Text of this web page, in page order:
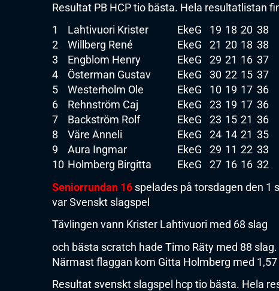
Resultat PB HCP tio bästa. Hela resultatlistan
1
Lahtivuori Krister EkeG 19 18 20 38
2
Willberg René EkeG 21 20 18 38
3
Engblom Henry EkeG 29 21 16 37
4
Österman Gustav EkeG 30 22 15 37
5
Westerholm Ole EkeG 10 19 17 36
6
Rehnström Caj EkeG 23 19 17 36
7
Backström Rolf EkeG 23 15 21 36
8
Väre Anneli EkeG 24 14 21 35
9
Aura Ingmar EkeG 29 11 22 33
10 Holmberg Birgitta EkeG 27 16 16 32
Seniorrundan 16 spelades på torsdagen den 1
var Svenskt slagspel
Tävlingen vann Krister Lahtivuori med 68 slag
och bästa scratch hade Timo Räty med 88 slag.
Närmast flaggan kom Gitta Holmberg med
Resultat svenskt slagspel hcp tio bästa. Hela